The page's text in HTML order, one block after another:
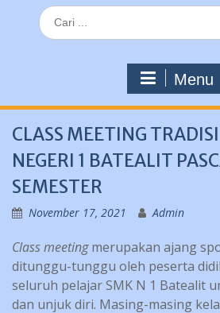
Search
for:
Menu
CLASS MEETING
NEGERI 1 BATEALIT
SEMESTER
November 17, 2021 Admin
Class meetingmerupakan ajang
ditunggu-tunggu oleh peserta
seluruh pelajar SMK N 1 Batealit
dan unjuk diri. Masing-masing